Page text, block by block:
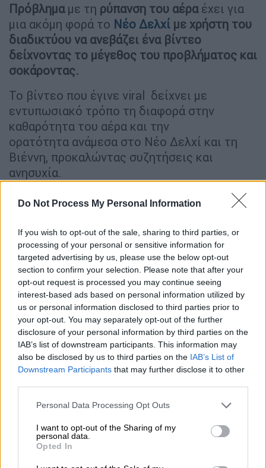
Do Not Process My Personal Information
If you wish to opt-out of the sale, sharing to third parties, or
processing of your personal or sensitive information for
targeted advertising by us, please use the below opt-out
section to confirm your selection. Please note that after your
opt-out request is processed you may continue seeing
interest-based ads based on personal information utilized by
us or personal information disclosed to third parties prior to
your opt-out. You may separately opt-out of the further
disclosure of your personal information by third parties on the
IAB’s list of downstream participants. This information may
also be disclosed by us to third parties on the IAB’s List of
Downstream Participants that may further disclose it to other
Please note that this website/app uses one or more Google
not limited to your visit or usage behaviour. You may click to
grant or deny consent to Google and its third-party tags to
use your data for below specified purposes in below Google
consent section.
Personal Data Processing Opt Outs
I want to opt-out of the Sharing of my
personal data.
Opted In
Πρόβλημαμε τη ρύπανση του αέραέχει για
μια ακόμη φορά το Νέο Δελχί με χρήστη του
διαδικτύου να ανεβάζει ένα βίντεο
δείχνοντας το μέγεθος του προβλήματος και
σοκάροντας.
Το βίντεο που έγινε viral δείχνει με
εντυπωσιακό τρόπο τη διαφορά στην
καθαρότητα του αέρα και την
ορατότητα ανάμεσα στο Νέο Δελχί και τη
Βιέννη, προκαλώντας συζητήσεις και
ανησυχία.
ΔΙΑΒΑΣΤΕ ΕΠΙΣΗΣ
Viral |06.11.2025 04:00
Viral βίντεο της Γκίλφοιλ να
μαγειρεύει κοτόπουλο για τον πρώην
σύντροφό της